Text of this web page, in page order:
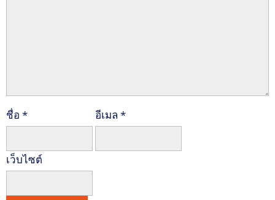
ชื่อ * อีเมล *
เว็บไซต์